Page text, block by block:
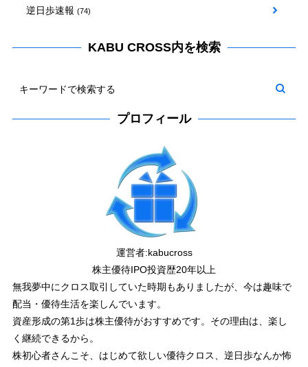
逆日歩速報 (74)
KABU CROSS内を検索
プロフィール
運営者:kabucross
株主優待IPO投資歴20年以上
無我夢中にクロス取引していた時期もありましたが、今は趣味で
配当・優待生活を楽しんでいます。
資産形成の第1歩は株主優待がおすすめです。その理由は、楽し
く継続できるから。
株初心者さんこそ、はじめて欲しい優待クロス、逆日歩なんか怖